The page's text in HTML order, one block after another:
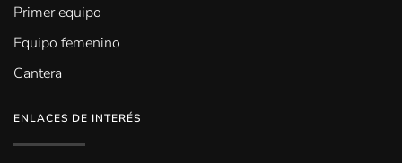
Primer equipo
Equipo femenino
Cantera
ENLACES DE INTERÉS